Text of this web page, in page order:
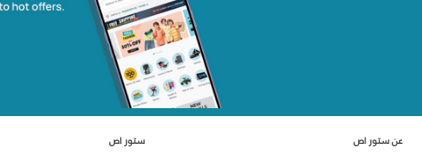
عن ستور اص
ستور اص